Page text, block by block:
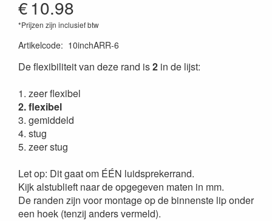
€10.98
*Prijzen zijn inclusief btw
Artikelcode: 10inchARR-6
De flexibiliteit van deze rand is2 in de lijst:
1. zeer flexibel
2. flexibel
3. gemiddeld
4. stug
5. zeer stug
Let op: Dit gaat om ÉÉN luidsprekerrand.
Kijk alstublieft naar de opgegeven maten in mm.
De randen zijn voor montage op de binnenste lip onder
een hoek (tenzij anders vermeld).